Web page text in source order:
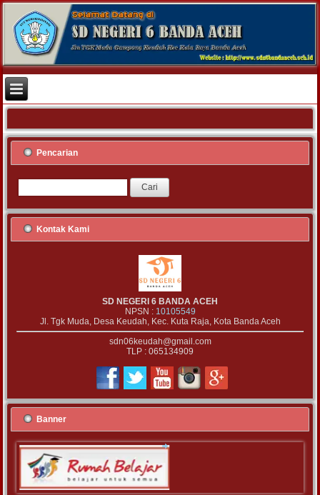
Pencarian
Kontak Kami
SD NEGERI 6 BANDA ACEH
NPSN : 10105549
Jl. Tgk Muda, Desa Keudah, Kec. Kuta Raja, Kota Banda Aceh
sdn06keudah@gmail.com
TLP : 065134909
Banner